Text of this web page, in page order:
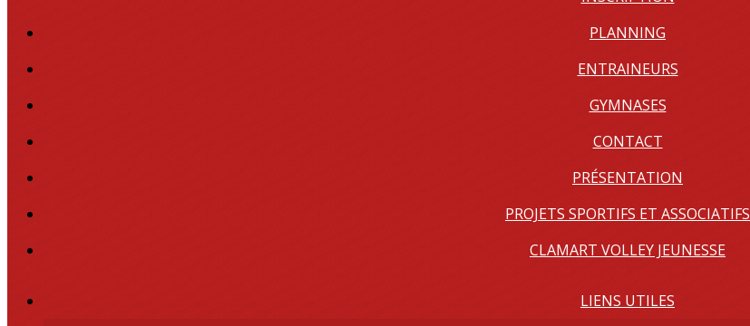
PLANNING
ENTRAINEURS
GYMNASES
CONTACT
PRÉSENTATION
PROJETS SPORTIFS ET ASSOCIATIFS
CLAMART VOLLEY JEUNESSE
LIENS UTILES